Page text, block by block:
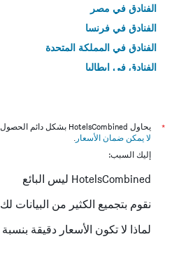
الفنادق في مصر
الفنادق في فرنسا
الفنادق في المملكة المتحدة
الفنادق في إيطاليا
*
يحاول HotelsCombined بشكل دائم الحصول على الأسعار الدقيقة، ولكن
لا يمكن ضمان الأسعار .
إليك السبب:
HotelsCombined ليس البائع
نقوم بتجميع الكثير من البيانات لك
لماذا لا تكون الأسعار دقيقة بنسبة 100٪؟